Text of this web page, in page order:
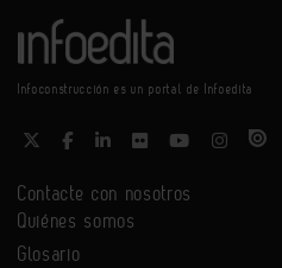
Infoconstrucción es un portal de Infoedita
Contacte con nosotros
Quiénes somos
Glosario